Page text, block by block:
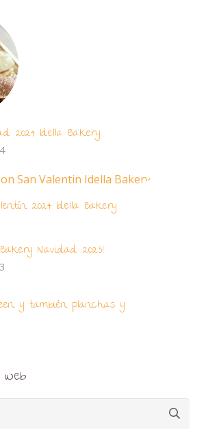
2024 Idella Bakery
2024 Idella Bakery
Navidad 2023!
y también planchas y